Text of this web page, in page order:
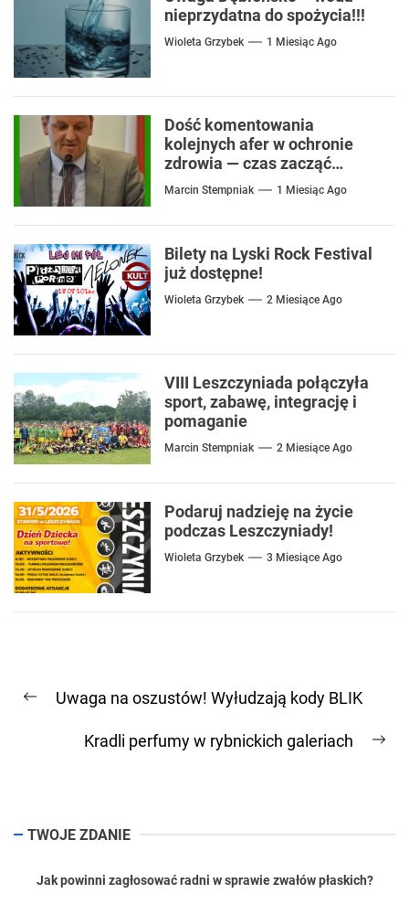
nieprzydatna do spożycia!!!
Wioleta Grzybek 1 Miesiąc Ago
Dość komentowania
kolejnych afer w ochronie
zdrowia — czas zacząć
mówić o rozwiązaniach
Marcin Stempniak 1 Miesiąc Ago
Bilety na Lyski Rock Festival
już dostępne!
Wioleta Grzybek 2 Miesiące Ago
VIII Leszczyniada połączyła
sport, zabawę, integrację i
pomaganie
Marcin Stempniak 2 Miesiące Ago
Podaruj nadzieję na życie
podczas Leszczyniady!
Wioleta Grzybek 3 Miesiące Ago
wpisu
Previous
Uwaga na oszustów! Wyłudzają kody BLIK
Kradli perfumy w rybnickich galeriach
TWOJE ZDANIE
Jak powinni zagłosować radni w sprawie zwałów płaskich?